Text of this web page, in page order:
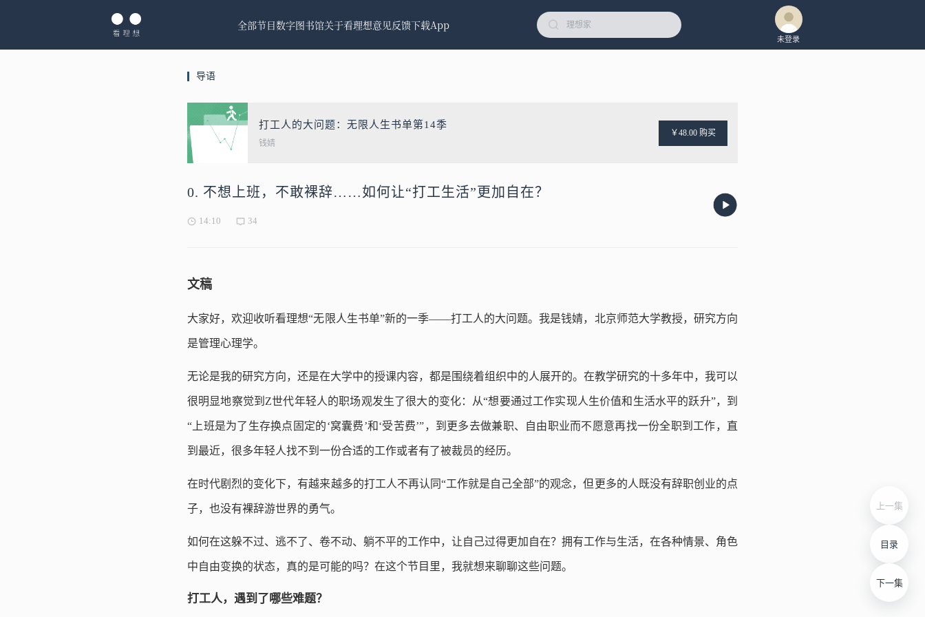
全部节目数字图书馆关于看理想意见反馈下载App
未登录
导语
打工人的大问题：无限人生书单第14季
钱婧
￥48.00 购买
0. 不想上班，不敢裸辞……如何让“打工生活”更加自在？
14:10 34
上一集
目录
下一集
文稿
大家好，欢迎收听看理想“无限人生书单”新的一季——打工人的大问题。我是钱婧，北京师范大学教授，研究方向
是管理心理学。
无论是我的研究方向，还是在大学中的授课内容，都是围绕着组织中的人展开的。在教学研究的十多年中，我可以
很明显地察觉到Z世代年轻人的职场观发生了很大的变化：从“想要通过工作实现人生价值和生活水平的跃升”，到
“上班是为了生存换点固定的‘窝囊费’和‘受苦费’”，到更多去做兼职、自由职业而不愿意再找一份全职到工作，直
到最近，很多年轻人找不到一份合适的工作或者有了被裁员的经历。
在时代剧烈的变化下，有越来越多的打工人不再认同“工作就是自己全部”的观念，但更多的人既没有辞职创业的点
子，也没有裸辞游世界的勇气。
如何在这躲不过、逃不了、卷不动、躺不平的工作中，让自己过得更加自在？拥有工作与生活，在各种情景、角色
中自由变换的状态，真的是可能的吗？在这个节目里，我就想来聊聊这些问题。
打工人，遇到了哪些难题？